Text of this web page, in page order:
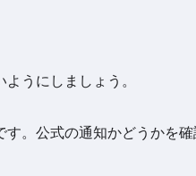
うにしましょう。
。公式の通知かどうかを